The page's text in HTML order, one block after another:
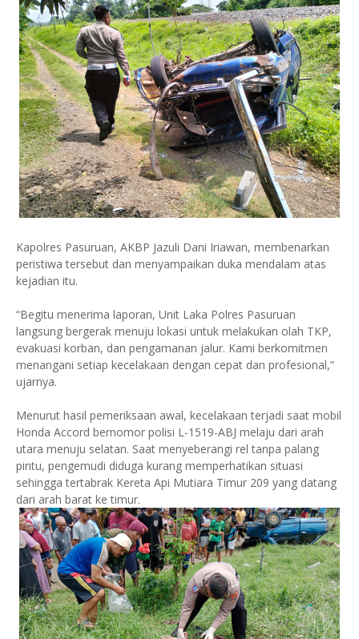
Kapolres Pasuruan, AKBP Jazuli Dani Iriawan, membenarkan
peristiwa tersebut dan menyampaikan duka mendalam atas
kejadian itu.
“Begitu menerima laporan, Unit Laka Polres Pasuruan
langsung bergerak menuju lokasi untuk melakukan olah TKP,
evakuasi korban, dan pengamanan jalur. Kami berkomitmen
menangani setiap kecelakaan dengan cepat dan profesional,”
ujarnya.
Menurut hasil pemeriksaan awal, kecelakaan terjadi saat mobil
Honda Accord bernomor polisi L-1519-ABJ melaju dari arah
utara menuju selatan. Saat menyeberangi rel tanpa palang
pintu, pengemudi diduga kurang memperhatikan situasi
sehingga tertabrak Kereta Api Mutiara Timur 209 yang datang
dari arah barat ke timur.